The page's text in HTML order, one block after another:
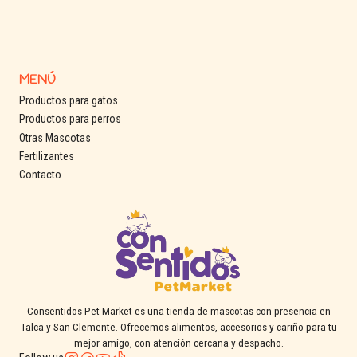
MENÚ
Productos para gatos
Productos para perros
Otras Mascotas
Fertilizantes
Contacto
Consentidos Pet Market es una tienda de mascotas con presencia en
Talca y San Clemente. Ofrecemos alimentos, accesorios y cariño para tu
mejor amigo, con atención cercana y despacho.